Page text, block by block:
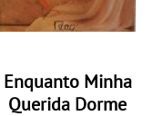
Enquanto Minha
Querida Dorme